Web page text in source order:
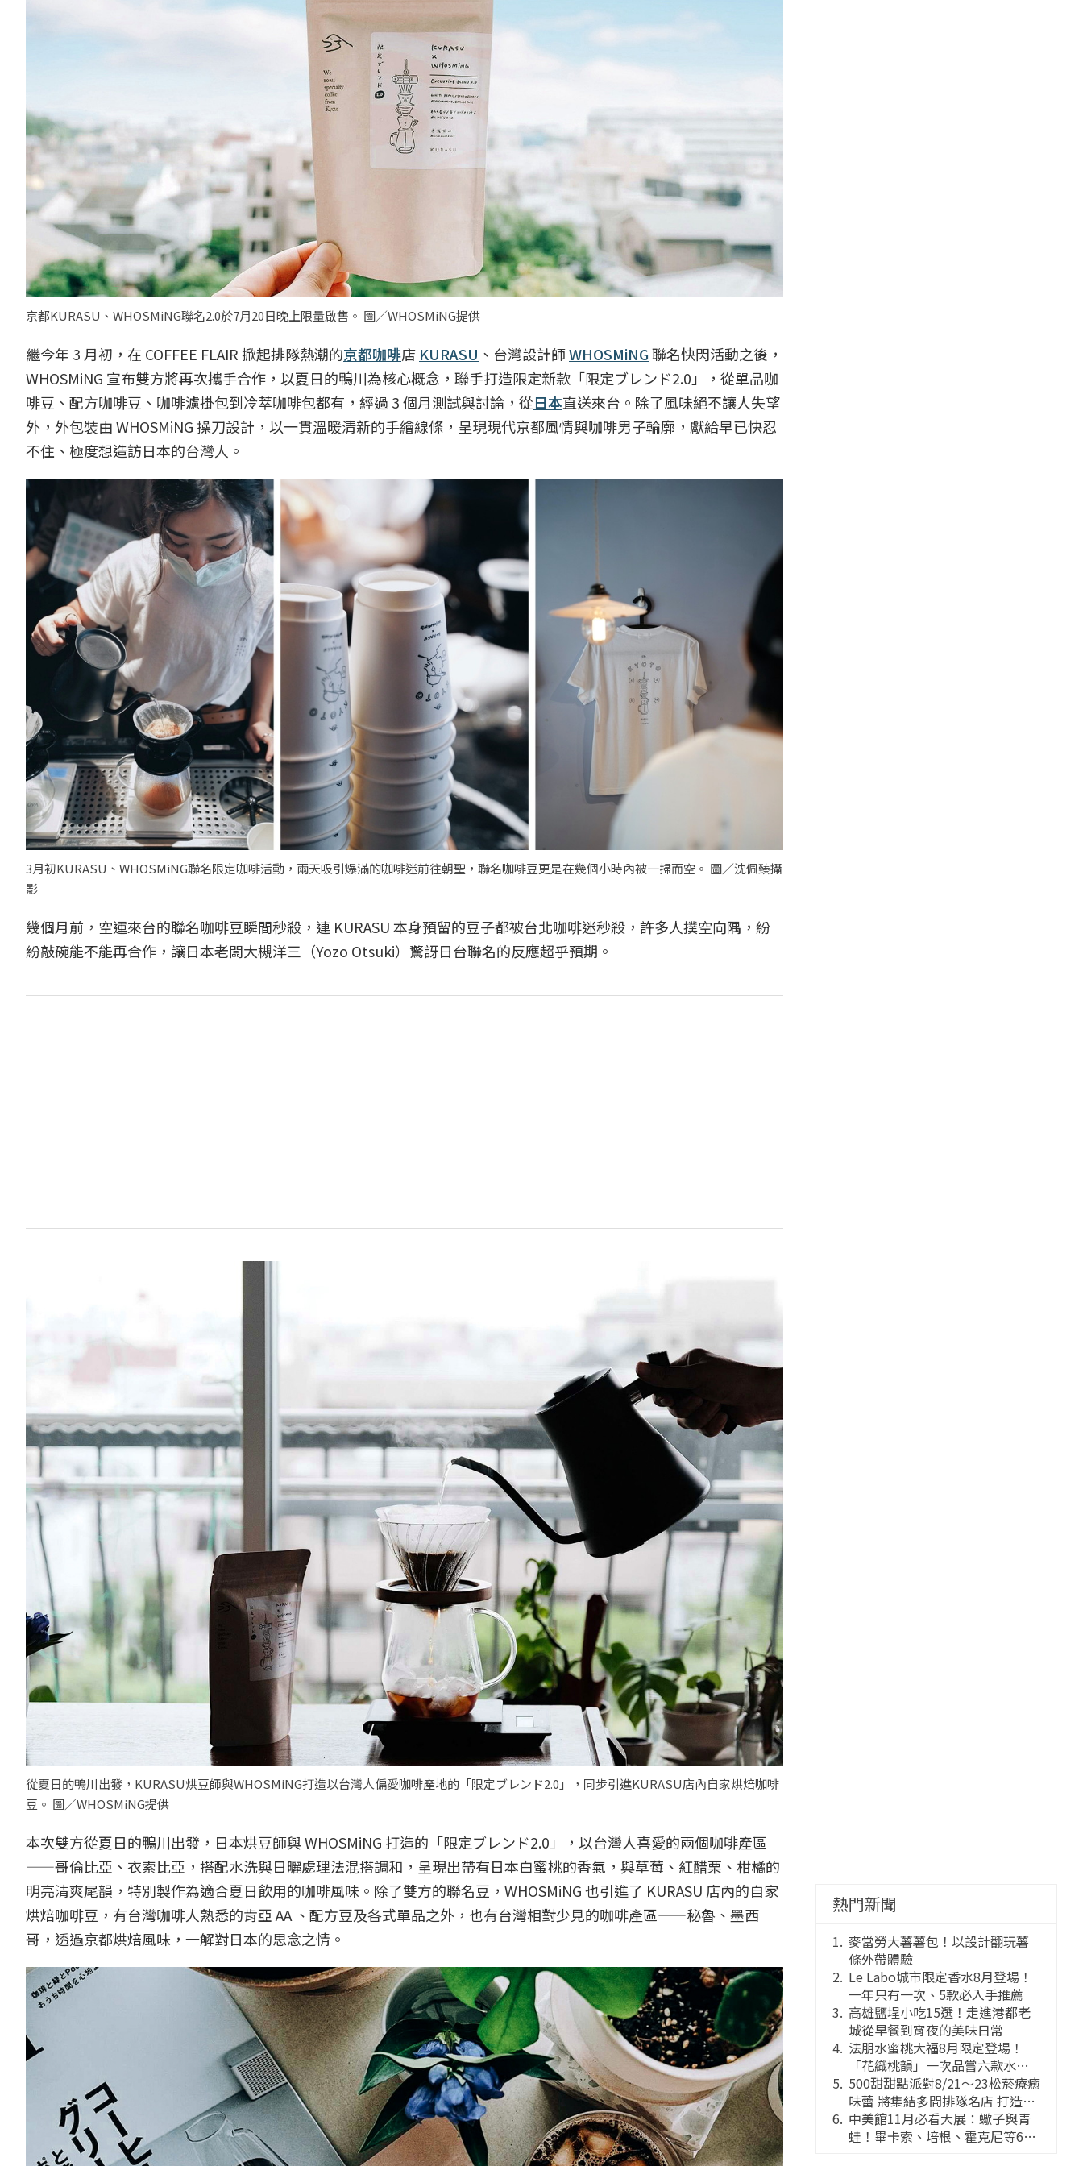
京都KURASU、WHOSMiNG聯名2.0於7月20日晚上限量啟售。 圖／WHOSMiNG提供
繼今年 3 月初，在 COFFEE FLAIR 掀起排隊熱潮的京都咖啡店 KURASU 、台灣設計師WHOSMiNG聯名快閃活動之後，
WHOSMiNG 宣布雙方將再次攜手合作，以夏日的鴨川為核心概念，聯手打造限定新款「限定ブレンド2.0」，從單品咖
啡豆、配方咖啡豆、咖啡濾掛包到冷萃咖啡包都有，經過 3 個月測試與討論，從日本直送來台。除了風味絕不讓人失望
外，外包裝由 WHOSMiNG 操刀設計，以一貫溫暖清新的手繪線條，呈現現代京都風情與咖啡男子輪廓，獻給早已快忍
不住、極度想造訪日本的台灣人。
3月初KURASU、WHOSMiNG聯名限定咖啡活動，兩天吸引爆滿的咖啡迷前往朝聖，聯名咖啡豆更是在幾個小時內被一掃而空。 圖／沈佩臻攝
影
幾個月前，空運來台的聯名咖啡豆瞬間秒殺，連 KURASU 本身預留的豆子都被台北咖啡迷秒殺，許多人撲空向隅，紛
紛敲碗能不能再合作，讓日本老闆大槻洋三（Yozo Otsuki）驚訝日台聯名的反應超乎預期。
從夏日的鴨川出發，KURASU烘豆師與WHOSMiNG打造以台灣人偏愛咖啡產地的「限定ブレンド2.0」，同步引進KURASU店內自家烘焙咖啡
豆。 圖／WHOSMiNG提供
本次雙方從夏日的鴨川出發，日本烘豆師與 WHOSMiNG 打造的「限定ブレンド2.0」，以台灣人喜愛的兩個咖啡產區
——哥倫比亞、衣索比亞，搭配水洗與日曬處理法混搭調和，呈現出帶有日本白蜜桃的香氣，與草莓、紅醋栗、柑橘的
明亮清爽尾韻，特別製作為適合夏日飲用的咖啡風味。除了雙方的聯名豆，WHOSMiNG 也引進了 KURASU 店內的自家
烘焙咖啡豆，有台灣咖啡人熟悉的肯亞 AA 、配方豆及各式單品之外，也有台灣相對少見的咖啡產區——秘魯、墨西
哥，透過京都烘焙風味，一解對日本的思念之情。
熱門新聞
麥當勞大薯薯包！以設計翻玩薯
條外帶體驗
Le Labo城市限定香水8月登場！
一年只有一次、5款必入手推薦
高雄鹽埕小吃15選！走進港都老
城從早餐到宵夜的美味日常
法朋水蜜桃大福8月限定登場！
「花織桃韻」一次品嘗六款水蜜
桃花果大福
500甜甜點派對8/21～23松菸療癒
味蕾 將集結多間排隊名店 打造靈
感創意的舞台
中美館11月必看大展：蠍子與青
蛙！畢卡索、培根、霍克尼等66